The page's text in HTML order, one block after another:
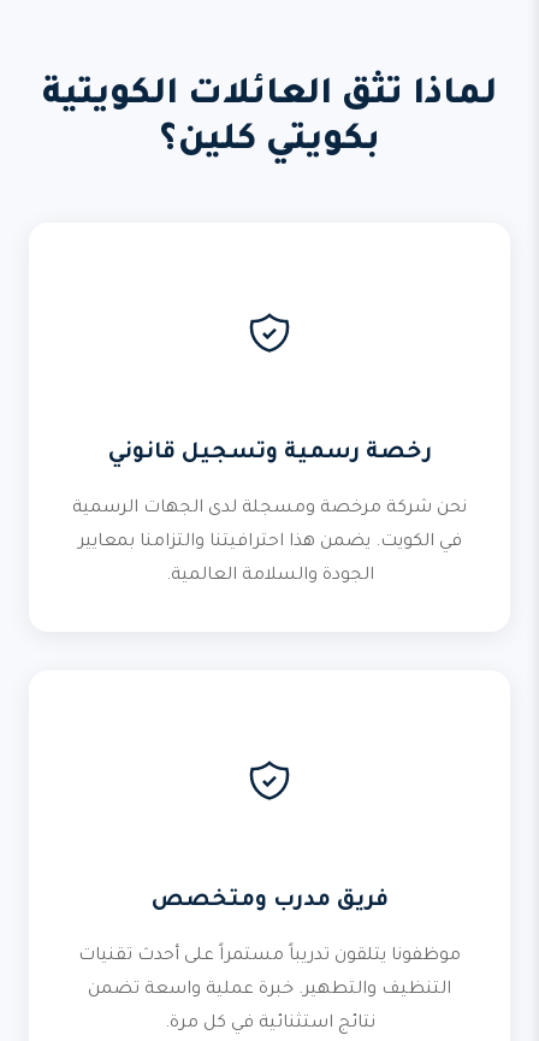
لماذا تثق العائلات الكويتية
بكويتي كلين؟
رخصة رسمية وتسجيل قانوني
نحن شركة مرخصة ومسجلة لدى الجهات الرسمية
في الكويت. يضمن هذا احترافيتنا والتزامنا بمعايير
الجودة والسلامة العالمية.
فريق مدرب ومتخصص
موظفونا يتلقون تدريباً مستمراً على أحدث تقنيات
التنظيف والتطهير. خبرة عملية واسعة تضمن
نتائج استثنائية في كل مرة.